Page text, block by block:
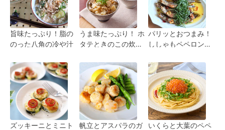
旨味たっぷり！脂の
のった八角の冷や汁
うま味たっぷり！ ホ
タテときのこの炊き
パリッとおつまみ！
ししゃもペペロンチ
ズッキーニとミニト
帆立とアスパラのガ
いくらと大葉のペペ